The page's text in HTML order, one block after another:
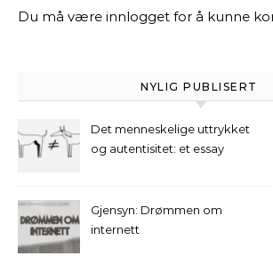
Du må være innlogget for å kunne
NYLIG PUBLISERT
Det menneskelige uttrykket
og autentisitet: et essay
Gjensyn: Drømmen om
internett